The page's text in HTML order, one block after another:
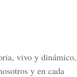
vivo y dinámico,
y en cada